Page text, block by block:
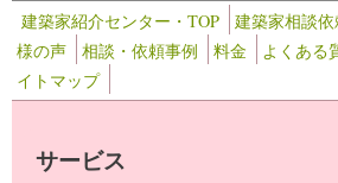
建築家紹介センター・TOP 建築家相談
様の声
相談・依頼事例 料金 よくある
イトマップ
サービス